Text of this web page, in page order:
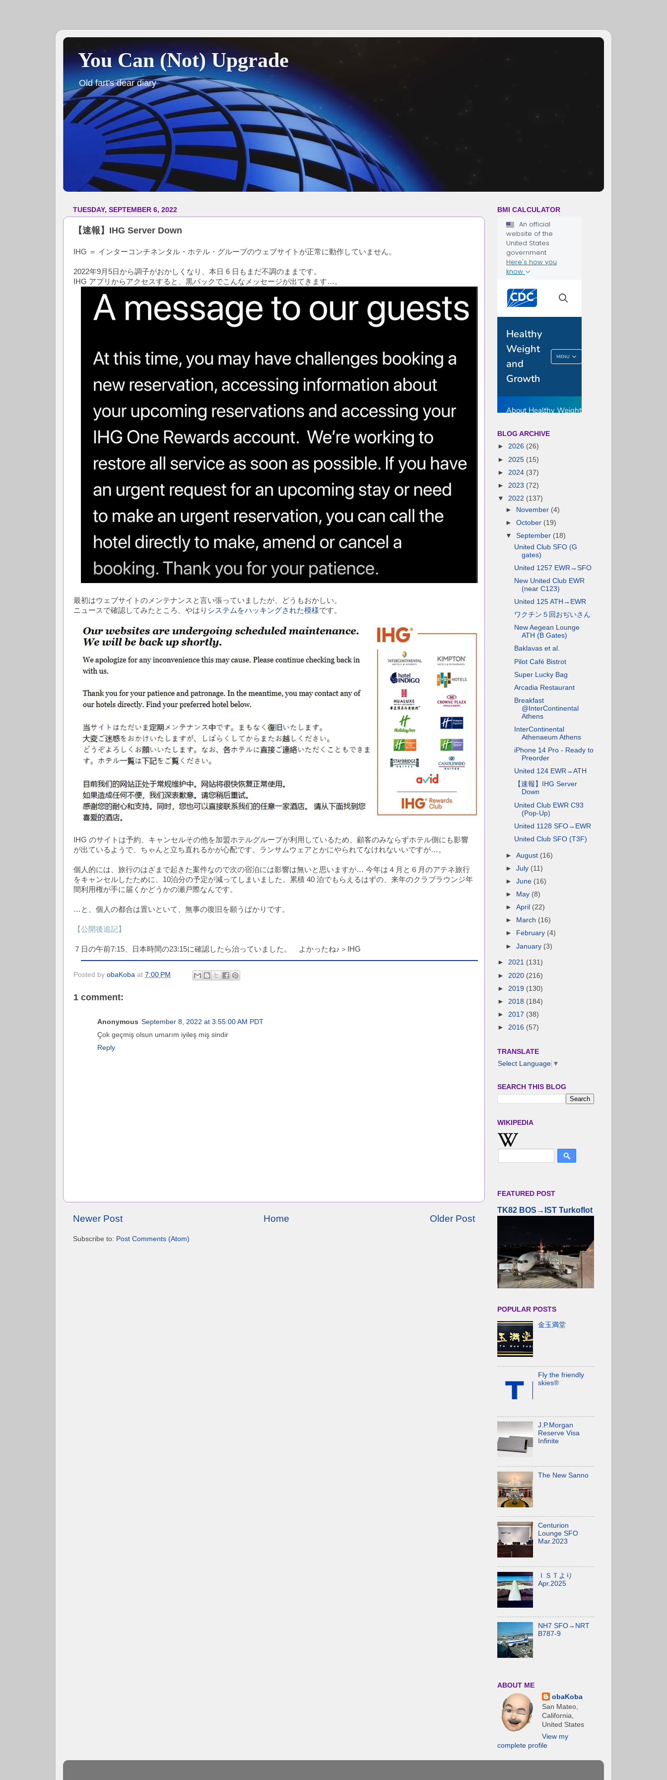
You Can (Not) Upgrade
Old fart's dear diary
TUESDAY, SEPTEMBER 6, 2022
【速報】IHG Server Down
IHG ＝ インターコンチネンタル・ホテル・グループのウェブサイトが正常に動作していません。
2022年9月5日から調子がおかしくなり、本日 6 日もまだ不調のままです。
IHG アプリからアクセスすると、黒バックでこんなメッセージが出てきます…。
最初はウェブサイトのメンテナンスと言い張っていましたが、どうもおかしい。
ニュースで確認してみたところ、やはり システムをハッキングされた模様です。
IHG のサイトは予約、キャンセルその他を加盟ホテルグループが利用しているため、顧客のみならずホテル側にも影響
が出ているようで、ちゃんと立ち直れるかが心配です。ランサムウェアとかにやられてなけれないいですが…。
個人的には、旅行のはざまで起きた案件なので次の宿泊には影響は無いと思いますが… 今年は４月と６月のアテネ旅行
をキャンセルしたために、10泊分の予定が減ってしまいました。累積 40 泊でもらえるはずの、来年のクラブラウンジ年
間利用権が手に届くかどうかの瀬戸際なんです。
…と、個人の都合は置いといて、無事の復旧を願うばかりです。
【公開後追記】
７日の午前7:15、日本時間の23:15に確認したら治っていました。 よかったね♪＞IHG
Posted by obaKoba at 7:00 PM
1 comment:
Anonymous September 8, 2022 at 3:55:00 AM PDT
Çok geçmiş olsun umarım iyileş miş sindir
Reply
Newer Post Older Post
Home
Subscribe to: Post Comments (Atom)
BMI CALCULATOR
BLOG ARCHIVE
► 2026 (26)
► 2025 (15)
► 2024 (37)
► 2023 (72)
▼ 2022 (137)
► November (4)
►October (19)
▼September (18)
United Club SFO (G
gates)
United 1257 EWR→SFO
New United Club EWR
(near C123)
United 125 ATH→EWR
ワクチン５回おぢいさん
New Aegean Lounge
ATH (B Gates)
Baklavas et al.
Pilot Café Bistrot
Super Lucky Bag
Arcadia Restaurant
Breakfast
@InterContinental
Athens
InterContinental
Athenaeum Athens
iPhone 14 Pro - Ready to
Preorder
United 124 EWR→ATH
【速報】IHG Server
Down
United Club EWR C93
(Pop-Up)
United 1128 SFO→EWR
United Club SFO (T3F)
►August (16)
►July (11)
►June (16)
►
May (8)
►April (22)
►
March (16)
►
February (4)
►January (3)
► 2021 (131)
► 2020 (216)
► 2019 (130)
► 2018 (184)
► 2017 (38)
► 2016 (57)
TRANSLATE
Select Language ▼
SEARCH THIS BLOG
WIKIPEDIA
FEATURED POST
TK82 BOS→IST Turkoflot
POPULAR POSTS
金玉満堂
Fly the friendly
skies®
J.P.Morgan
Reserve Visa
Infinite
The New Sanno
Centurion
Lounge SFO
Mar.2023
ＩＳＴより
Apr.2025
NH7 SFO→NRT
B787-9
ABOUT ME
obaKoba
San Mateo,
California,
United States
View my
complete profile